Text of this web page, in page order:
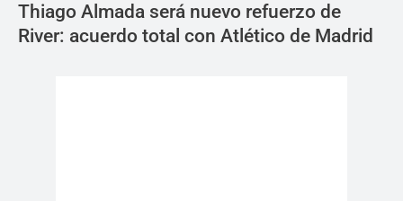
Thiago Almada será nuevo refuerzo de
River: acuerdo total con Atlético de Madrid